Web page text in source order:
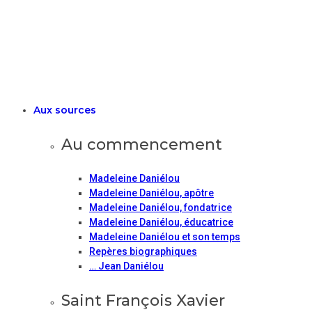
Aux sources
Au commencement
Madeleine Daniélou
Madeleine Daniélou, apôtre
Madeleine Daniélou, fondatrice
Madeleine Daniélou, éducatrice
Madeleine Daniélou et son temps
Repères biographiques
… Jean Daniélou
Saint François Xavier